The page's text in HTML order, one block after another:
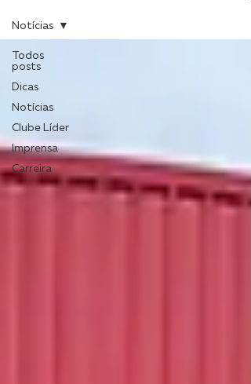
Todos
posts
Dicas
Notícias
Clube Líder
Imprensa
Carreira
Notícias